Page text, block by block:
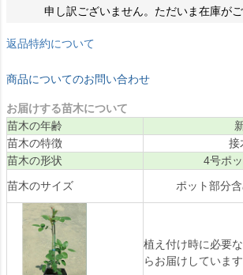
申し訳ございません。ただいま在庫がご
返品特約について
商品についてのお問い合わせ
お届けする苗木について
苗木の年齢
苗木の特徴
接
苗木の形状
4号ポ
苗木のサイズ
ポット部分
植え付け時に必要
らお届けしています